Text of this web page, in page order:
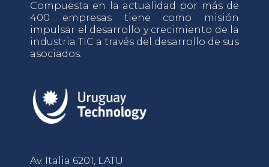
Compuesta en la actualidad por más de
400 empresas tiene como misión
impulsar el desarrollo y crecimiento de la
industria TIC a través del desarrollo de sus
asociados.
Av. Italia 6201, LATU